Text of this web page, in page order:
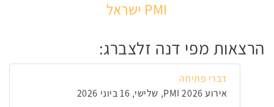
PMI ישראל
הרצאות מפי דנה זלצברג:
דברי פתיחה
אירוע PMI 2026, שלישי, 16 ביוני 2026